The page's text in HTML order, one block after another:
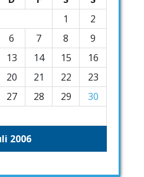
2006
1
2
6 7 8
9
13 14 15
16
20 21 22
23
27 28 29
30